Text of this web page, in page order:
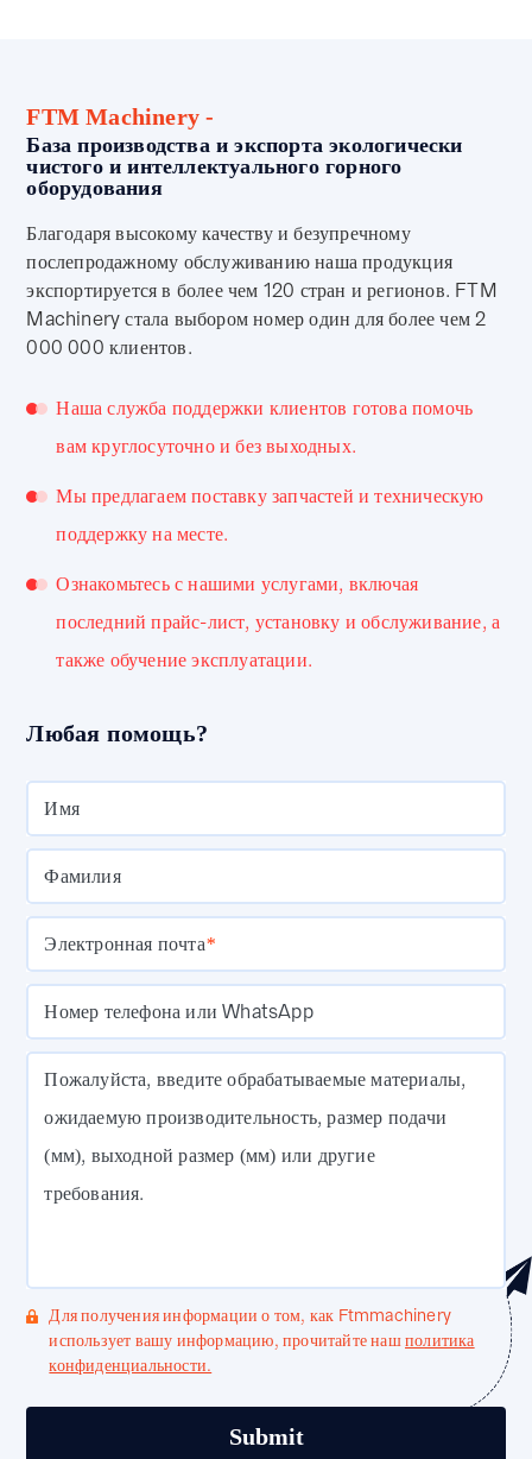
FTM Machinery -
База производства и экспорта экологически
чистого и интеллектуального горного
оборудования
Благодаря высокому качеству и безупречному
послепродажному обслуживанию наша продукция
экспортируется в более чем 120 стран и регионов. FTM
Machinery стала выбором номер один для более чем 2
000 000 клиентов.
Наша служба поддержки клиентов готова помочь
вам круглосуточно и без выходных.
Мы предлагаем поставку запчастей и техническую
поддержку на месте.
Ознакомьтесь с нашими услугами, включая
последний прайс-лист, установку и обслуживание, а
также обучение эксплуатации.
Любая помощь?
Имя
Фамилия
Электронная почта*
Номер телефона или WhatsApp
Пожалуйста, введите обрабатываемые материалы,
ожидаемую производительность, размер подачи
(мм), выходной размер (мм) или другие
требования.
Для получения информации о том, как Ftmmachinery
использует вашу информацию, прочитайте нашполитика
конфиденциальности.